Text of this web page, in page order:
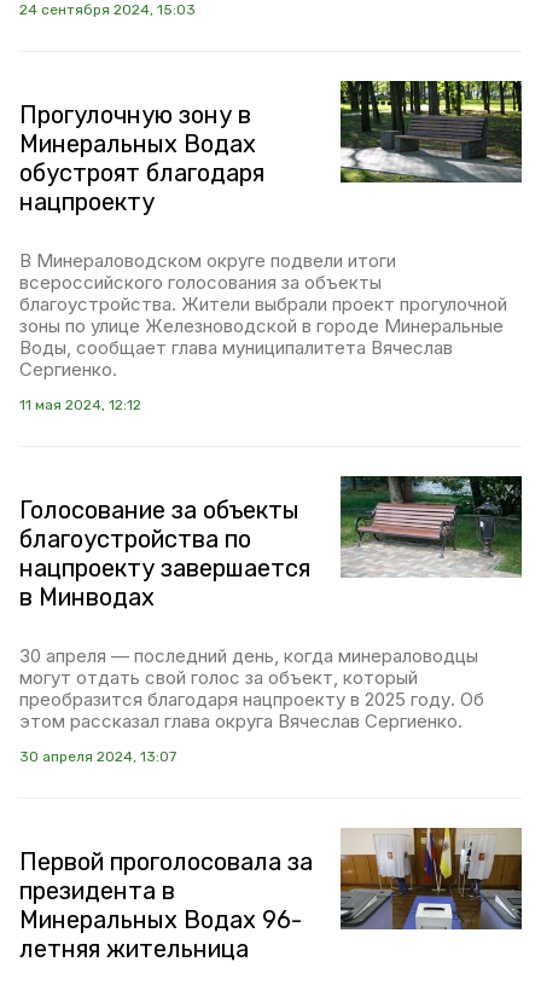
24 сентября 2024, 15:03
Прогулочную зону в
Минеральных Водах
обустроят благодаря
нацпроекту
В Минераловодском округе подвели итоги
всероссийского голосования за объекты
благоустройства. Жители выбрали проект прогулочной
зоны по улице Железноводской в городе Минеральные
Воды, сообщает глава муниципалитета Вячеслав
Сергиенко.
11 мая 2024, 12:12
Голосование за объекты
благоустройства по
нацпроекту завершается
в Минводах
30 апреля — последний день, когда минераловодцы
могут отдать свой голос за объект, который
преобразится благодаря нацпроекту в 2025 году. Об
этом рассказал глава округа Вячеслав Сергиенко.
30 апреля 2024, 13:07
Первой проголосовала за
президента в
Минеральных Водах 96-
летняя жительница